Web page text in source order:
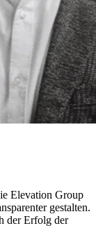
Elevation Group
gestalten.
der Erfolg der